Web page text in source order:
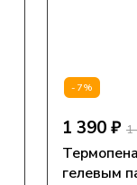
-7%
1 390 ₽ 1
гелевым